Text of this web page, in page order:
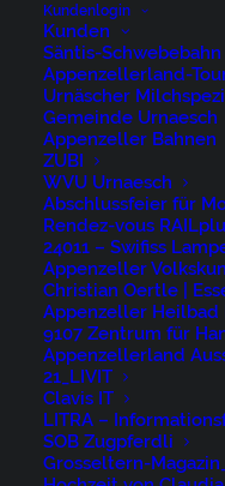
Kundenlogin
Kunden
Säntis-Schwebebahn
Appenzellerland-
Urnäscher
Gemeinde Urnaesch
Appenzeller Bahnen
ZUBI
WVU Urnaesch
Abschlussfeier für
Rendez-vous
24011 – Swifiss
Appenzeller
Christian Oertle |
Appenzeller Heilbad
9107 Zentrum für
Appenzellerland
21_LIVIT
Clavis IT
LITRA –
SOB Zugpferdli
Grosseltern-
René Niederer
Nürigstrasse 4
CH 9107 Urnäsch
Switzerland
Phone: +41 79 262 46
niederer@artwiese.ch